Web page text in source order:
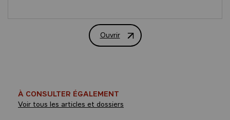
part, de confirmer les initiatives que nous prendrons encore dans les
prochains jours et prochaines semaines pour renforcer l'aide aux
troupes ukrainiennes et leur permettre de résister. Nous avons aussi
impossible. C'est ce pourquoi nous avons décidé d'organiser, le 13
décembre prochain, une conférence de soutien à la résilience
ukrainienne à Paris. Et je vous remercie pour le soutien apporté,
Ouvrir
PRISE DE PAROLE DU PRESIDENT
À CONSULTER ÉGALEMENT
Voir tous les articles et dossiers